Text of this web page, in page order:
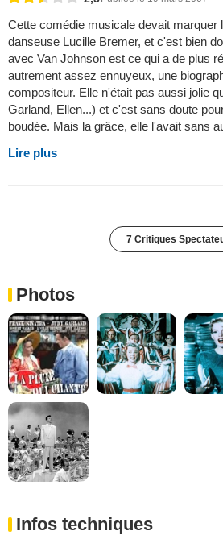
Cette comédie musicale devait marquer
danseuse Lucille Bremer, et c'est bien
avec Van Johnson est ce qui a de plus
autrement assez ennuyeux, une
compositeur. Elle n'était pas aussi jolie
Garland, Ellen...) et c'est sans doute
boudée. Mais la grâce, elle l'avait sans
Lire plus
7 Critiques
Photos
Infos techniques